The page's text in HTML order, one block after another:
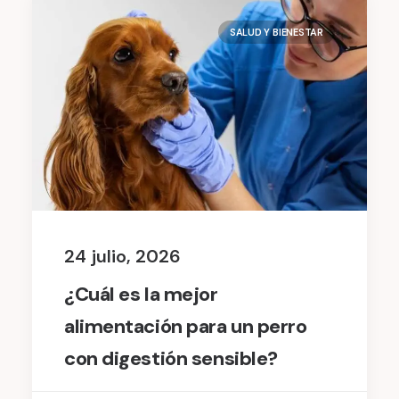
SALUD Y BIENESTAR
24 julio, 2026
¿Cuál es la mejor
alimentación para un perro
con digestión sensible?